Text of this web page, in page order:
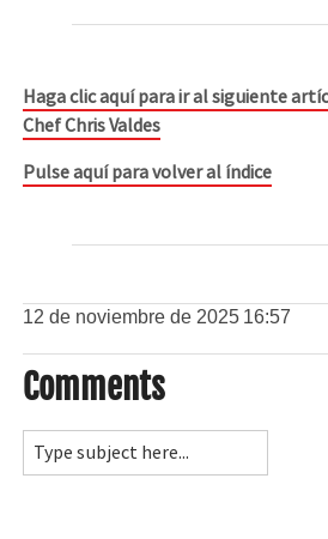
Haga clic aquí para ir al siguiente
Chef Chris Valdes
Pulse aquí para volver al índice
12 de noviembre de 2025 16:57
Comments